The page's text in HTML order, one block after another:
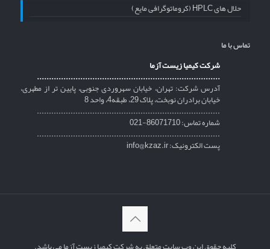
حلال های HPLC (کروماتوگرافی مایع)
تماس با ما
شرکت کیمیا زیست آزما
............................................................................
آدرس شرکت: تهران، خیابان سهروردی جنوبی، پایین تر از مطهری،
خیابان برادران نوبخت، پلاک 29، طبقه4، واحد 8
............................................................................
شماره تماس: 86071710-021
............................................................................
پست الکترونیک: info@kzaz.ir